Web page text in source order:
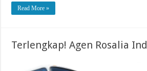
Read More »
Terlengkap! Agen Rosalia